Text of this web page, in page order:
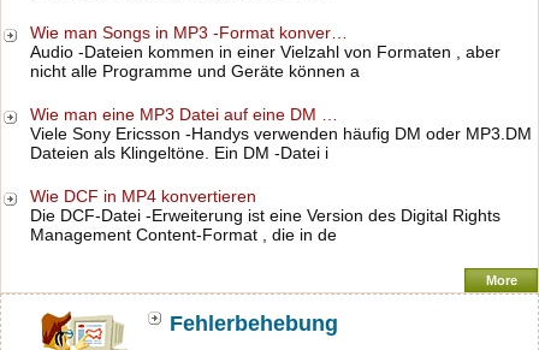
Wie man Songs in MP3 -Format konver…
Audio -Dateien kommen in einer Vielzahl von Formaten , aber
nicht alle Programme und Geräte können a
Wie man eine MP3 Datei auf eine DM …
Viele Sony Ericsson -Handys verwenden häufig DM oder MP3.DM
Dateien als Klingeltöne. Ein DM -Datei i
Wie DCF in MP4 konvertieren
Die DCF-Datei -Erweiterung ist eine Version des Digital Rights
Management Content-Format , die in de
More
Fehlerbehebung